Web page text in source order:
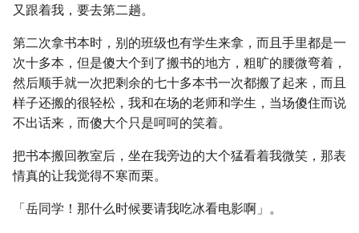
又跟着我，要去第二趟。
第二次拿书本时，别的班级也有学生来拿，而且手里都是一
次十多本，但是傻大个到了搬书的地方，粗旷的腰微弯着，
然后顺手就一次把剩余的七十多本书一次都搬了起来，而且
样子还搬的很轻松，我和在场的老师和学生，当场傻住而说
不出话来，而傻大个只是呵呵的笑着。
把书本搬回教室后，坐在我旁边的大个猛看着我微笑，那表
情真的让我觉得不寒而栗。
「岳同学！那什么时候要请我吃冰看电影啊」。